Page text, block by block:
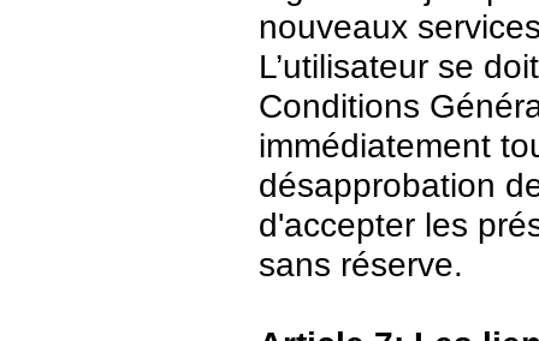
nouveaux
L’utilisateur se
Conditions
immédiatement
désapprobation
d'accepter les
sans réserve.